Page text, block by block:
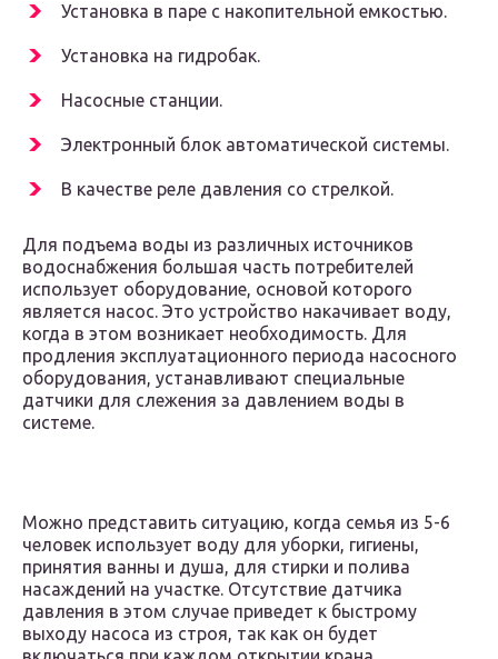
Установка в паре с накопительной емкостью.
Установка на гидробак.
Насосные станции.
Электронный блок автоматической системы.
В качестве реле давления со стрелкой.
Для подъема воды из различных источников
водоснабжения большая часть потребителей
использует оборудование, основой которого
является насос. Это устройство накачивает воду,
когда в этом возникает необходимость. Для
продления эксплуатационного периода насосного
оборудования, устанавливают специальные
датчики для слежения за давлением воды в
системе.
Можно представить ситуацию, когда семья из 5-6
человек использует воду для уборки, гигиены,
принятия ванны и душа, для стирки и полива
насаждений на участке. Отсутствие датчика
давления в этом случае приведет к быстрому
выходу насоса из строя, так как он будет